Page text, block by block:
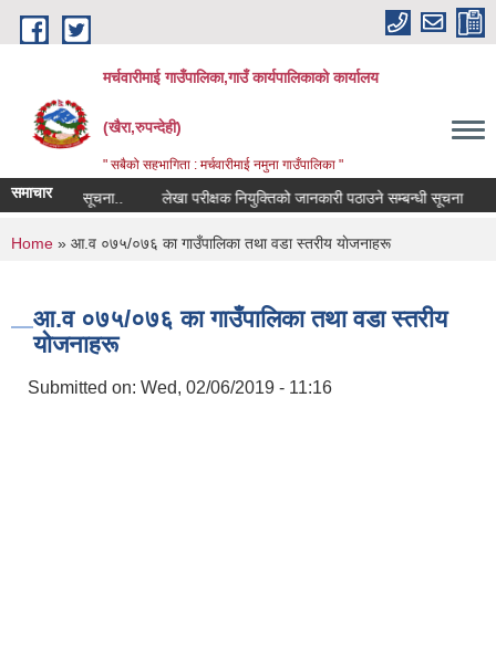
Skip to main content
मर्चवारीमाई गाउँपालिका,गाउँ कार्यपालिकाको कार्यालय
(खैरा,रुपन्देही)
" सबैको सहभागिता : मर्चवारीमाई नमुना गाउँपालिका "
समाचार
सम्बन्धी सूचना.. लेखा परीक्षक नियुक्तिको जानकारी पठाउने सम्बन्धी सूचना
You are here
Home » आ‍.व ०७५/०७६ का गाउँपालिका तथा वडा स्तरीय याेजनाहरू
आ‍.व ०७५/०७६ का गाउँपालिका तथा वडा स्तरीय
याेजनाहरू
Submitted on: Wed, 02/06/2019 - 11:16